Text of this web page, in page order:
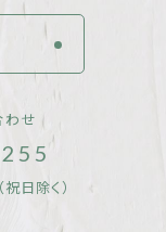
わせ
日除く）